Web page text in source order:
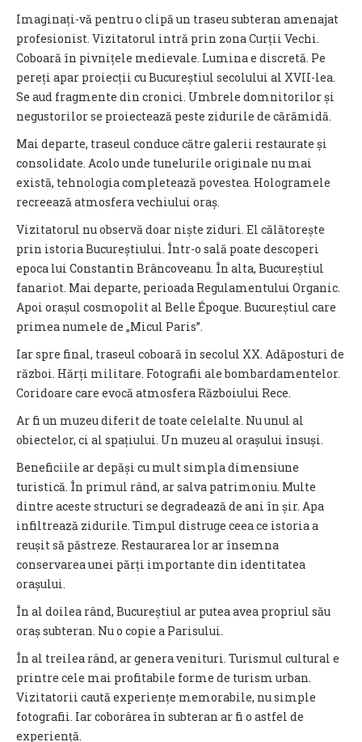
Imaginați-vă pentru o clipă un traseu subteran amenajat
profesionist. Vizitatorul intră prin zona Curții Vechi.
Coboară în pivnițele medievale. Lumina e discretă. Pe
pereți apar proiecții cu Bucureștiul secolului al XVII-lea.
Se aud fragmente din cronici. Umbrele domnitorilor și
negustorilor se proiectează peste zidurile de cărămidă.
Mai departe, traseul conduce către galerii restaurate și
consolidate. Acolo unde tunelurile originale nu mai
există, tehnologia completează povestea. Hologramele
recreează atmosfera vechiului oraș.
Vizitatorul nu observă doar niște ziduri. El călătorește
prin istoria Bucureștiului. Într-o sală poate descoperi
epoca lui Constantin Brâncoveanu. În alta, Bucureștiul
fanariot. Mai departe, perioada Regulamentului Organic.
Apoi orașul cosmopolit al Belle Époque. Bucureștiul care
primea numele de „Micul Paris”.
Iar spre final, traseul coboară în secolul XX. Adăposturi de
război. Hărți militare. Fotografii ale bombardamentelor.
Coridoare care evocă atmosfera Războiului Rece.
Ar fi un muzeu diferit de toate celelalte. Nu unul al
obiectelor, ci al spațiului. Un muzeu al orașului însuși.
Beneficiile ar depăși cu mult simpla dimensiune
turistică. În primul rând, ar salva patrimoniu. Multe
dintre aceste structuri se degradează de ani în șir. Apa
infiltrează zidurile. Timpul distruge ceea ce istoria a
reușit să păstreze. Restaurarea lor ar însemna
conservarea unei părți importante din identitatea
orașului.
În al doilea rând, Bucureștiul ar putea avea propriul său
oraș subteran. Nu o copie a Parisului.
În al treilea rând, ar genera venituri. Turismul cultural e
printre cele mai profitabile forme de turism urban.
Vizitatorii caută experiențe memorabile, nu simple
fotografii. Iar coborârea în subteran ar fi o astfel de
experiență.